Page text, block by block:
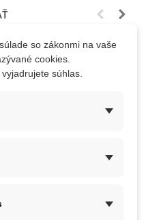
so zákonmi na vaše
cookies.
súhlas.